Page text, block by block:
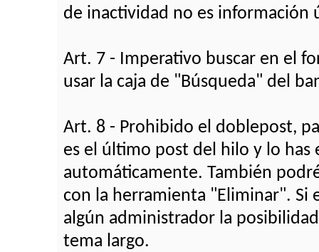
de inactividad no es información
Art. 7 - Imperativo buscar en el
usar la caja de "Búsqueda" del
Art. 8 - Prohibido el doblepost,
es el último post del hilo y lo
automáticamente. También
con la herramienta "Eliminar". Si
algún administrador la
tema largo.